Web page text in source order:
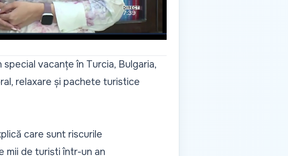
vacanțe în Turcia, Bulgaria,
relaxare și pachete turistice
care sunt riscurile
mii de turiști într-un an